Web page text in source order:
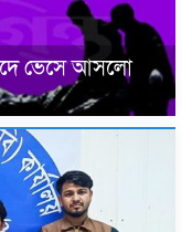
ভেসে আসলো